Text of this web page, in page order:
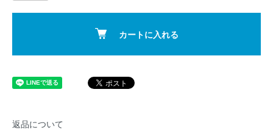
カートに入れる
返品について